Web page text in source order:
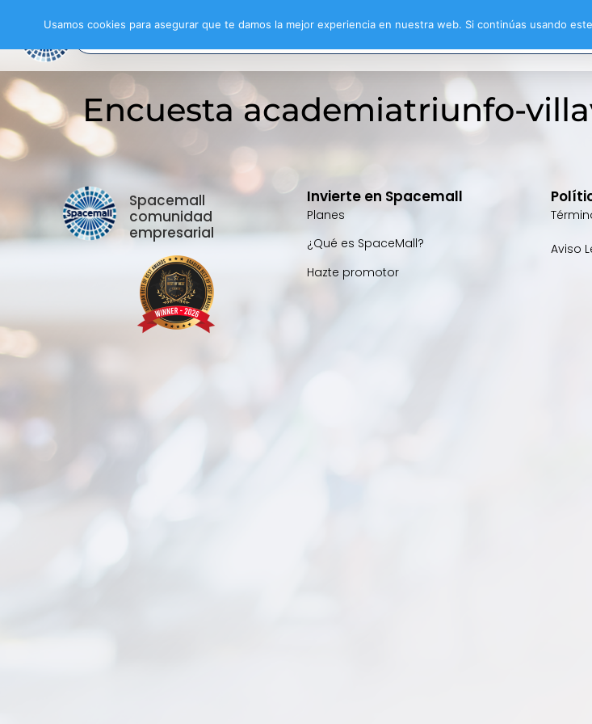
Encuesta academiatriunfo-
Spacemall
comunidad
empresarial
Invierte en Spacemall
Planes
¿Qué es SpaceMall?
Hazte promotor
Aviso
Usamos cookies para asegurar que te damos la mejor experiencia en nuestra web. Si continúas usando